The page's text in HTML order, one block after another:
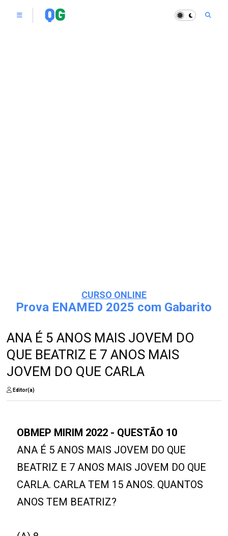
CURSO ONLINE
Prova ENAMED 2025 com Gabarito
ANA É 5 ANOS MAIS JOVEM DO
QUE BEATRIZ E 7 ANOS MAIS
JOVEM DO QUE CARLA
Editor(a)
OBMEP MIRIM 2022 - QUESTÃO 10
ANA É 5 ANOS MAIS JOVEM DO QUE
BEATRIZ E 7 ANOS MAIS JOVEM DO QUE
CARLA. CARLA TEM 15 ANOS. QUANTOS
ANOS TEM BEATRIZ?